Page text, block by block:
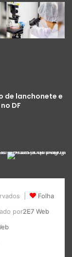
de lanchonete e
DF
|
Folha
por2E7 Web